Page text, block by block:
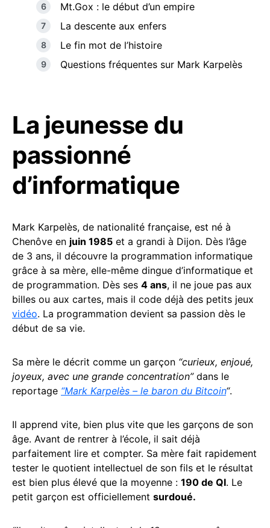
Mt.Gox : le début d’un empire
La descente aux enfers
Le fin mot de l’histoire
Questions fréquentes sur Mark Karpelès
La jeunesse du
passionné
d’informatique
Mark Karpelès, de nationalité française, est né à
Chenôve en juin 1985 et a grandi à Dijon. Dès l’âge
de 3 ans, il découvre la programmation informatique
grâce à sa mère, elle-même dingue d’informatique et
de programmation. Dès ses 4 ans, il ne joue pas aux
billes ou aux cartes, mais il code déjà des petits jeux
vidéo. La programmation devient sa passion dès le
début de sa vie.
Sa mère le décrit comme un garçon “curieux, enjoué,
joyeux, avec une grande concentration”dans le
reportage “Mark Karpelès – le baron du Bitcoin“.
Il apprend vite, bien plus vite que les garçons de son
âge. Avant de rentrer à l’école, il sait déjà
parfaitement lire et compter. Sa mère fait rapidement
tester le quotient intellectuel de son fils et le résultat
est bien plus élevé que la moyenne : 190 de QI. Le
petit garçon est officiellement surdoué.